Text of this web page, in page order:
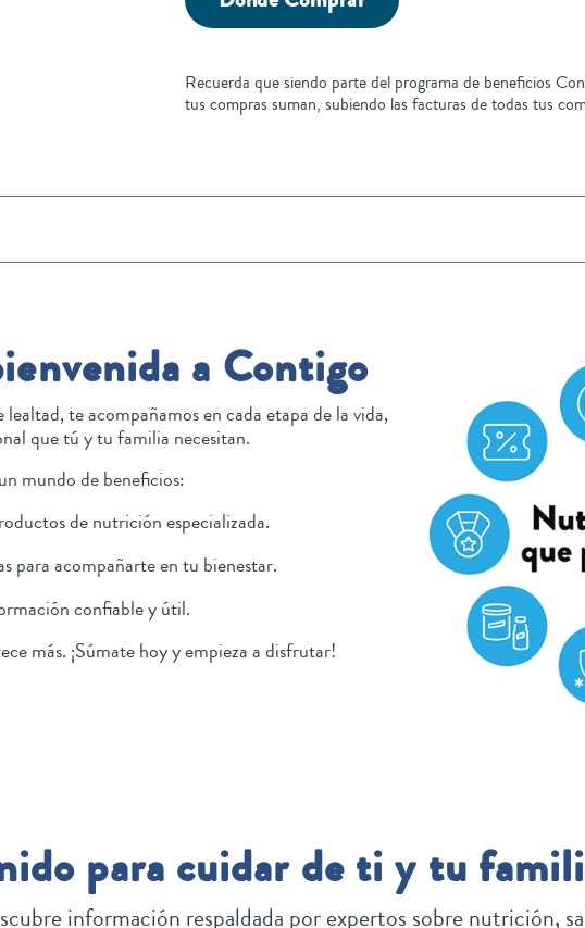
Recuerda que siendo parte del programa de beneficios
tus compras suman, subiendo las facturas de todas tus
a Contigo
te acompañamos en cada etapa de la vida,
que tú y tu familia necesitan.
mundo de beneficios:
de nutrición especializada.
para acompañarte en tu bienestar.
confiable y útil.
más. ¡Súmate hoy y empieza a disfrutar!
para cuidar de ti y tu
información respaldada por expertos sobre nutrición,